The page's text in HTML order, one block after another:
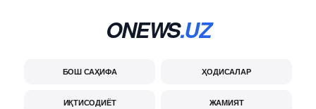
ONEWS.UZ
БОШ САҲИФА ҲОДИСАЛАР
ИҚТИСОДИЁТ ЖАМИЯТ